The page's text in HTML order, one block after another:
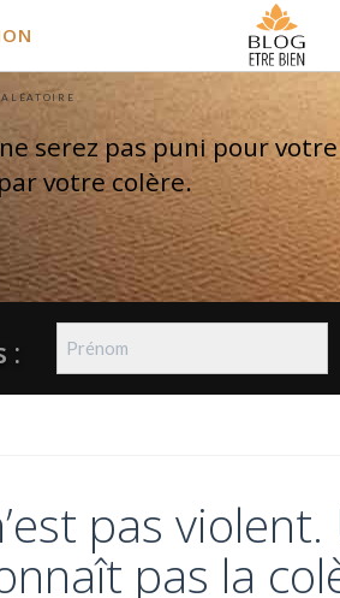
serez pas puni pour
votre colère.
:
pas violent.
pas la